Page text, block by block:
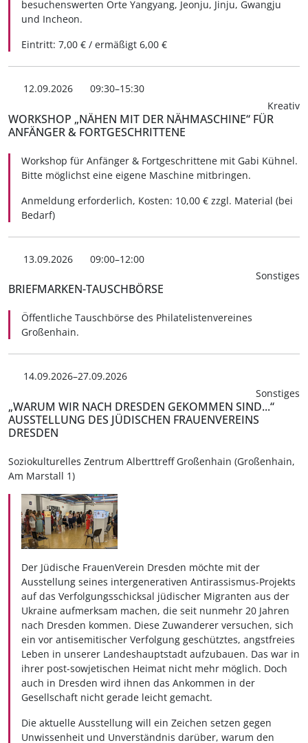
besuchenswerten Orte Yangyang, Jeonju, Jinju, Gwangju
und Incheon.
Eintritt: 7,00 € / ermäßigt 6,00 €
12.09.2026
09:30–15:30
Kreativ
WORKSHOP „NÄHEN MIT DER NÄHMASCHINE“ FÜR
ANFÄNGER & FORTGESCHRITTENE
Workshop für Anfänger & Fortgeschrittene mit Gabi Kühnel.
Bitte möglichst eine eigene Maschine mitbringen.
Anmeldung erforderlich, Kosten: 10,00 € zzgl. Material (bei
Bedarf)
13.09.2026
09:00–12:00
Sonstiges
BRIEFMARKEN-TAUSCHBÖRSE
Öffentliche Tauschbörse des Philatelistenvereines
Großenhain.
14.09.2026–27.09.2026
Sonstiges
„WARUM WIR NACH DRESDEN GEKOMMEN SIND...“
AUSSTELLUNG DES JÜDISCHEN FRAUENVEREINS
DRESDEN
Soziokulturelles Zentrum Alberttreff Großenhain (Großenhain,
Am Marstall 1)
Der Jüdische FrauenVerein Dresden möchte mit der
Ausstellung seines intergenerativen Antirassismus-Projekts
auf das Verfolgungsschicksal jüdischer Migranten aus der
Ukraine aufmerksam machen, die seit nunmehr 20 Jahren
nach Dresden kommen. Diese Zuwanderer versuchen, sich
ein vor antisemitischer Verfolgung geschütztes, angstfreies
Leben in unserer Landeshauptstadt aufzubauen. Das war in
ihrer post-sowjetischen Heimat nicht mehr möglich. Doch
auch in Dresden wird ihnen das Ankommen in der
Gesellschaft nicht gerade leicht gemacht.
Die aktuelle Ausstellung will ein Zeichen setzen gegen
Unwissenheit und Unverständnis darüber, warum den